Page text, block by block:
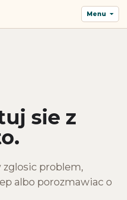
Menu
sie z
zglosic problem,
albo porozmawiac o